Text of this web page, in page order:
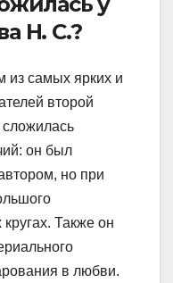
Н. С.?
из самых ярких и
второй
он был
но при
Также он
в любви.